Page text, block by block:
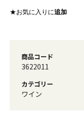
★お気に入りに追加
商品コード
3622011
カテゴリー
ワイン